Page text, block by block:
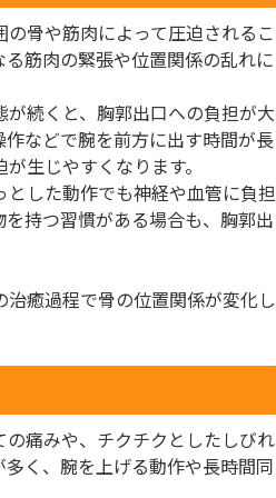
骨や筋肉によって圧迫されるこ
筋肉の緊張や位置関係の乱れに
続くと、胸郭出口への負担が大
などで腕を前方に出す時間が長
生じやすくなります。
した動作でも神経や血管に負担
持つ習慣がある場合も、胸郭出
癒過程で骨の位置関係が変化し
痛みや、チクチクとしたしびれ
く、腕を上げる動作や長時間同